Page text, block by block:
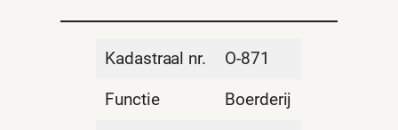
Kadastraal nr. O-871
Functie Boerderij